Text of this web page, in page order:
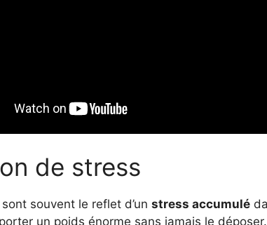
de stress
sont souvent le reflet d’un stress accumulé
un poids énorme sans jamais le